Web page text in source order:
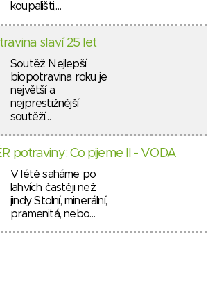
koupališti,…
slaví 25 let
Soutěž Nejlepší
biopotravina roku je
největší a
nejprestižnější
soutěží…
potraviny: Co pijeme II - VODA
V létě saháme po
lahvích častěji než
jindy. Stolní, minerální,
pramenitá, nebo…